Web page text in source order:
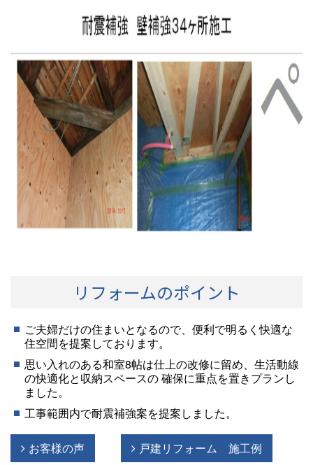
リフォームのポイント
ご夫婦だけの住まいとなるので、便利で明るく快適な
住空間を提案しております。
思い入れのある和室8帖は仕上の改修に留め、生活動線
の快適化と収納スペースの確保に重点を置きプランし
ました。
工事範囲内で耐震補強案を提案しました。
お客様の声 戸建リフォーム 施工例